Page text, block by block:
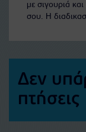
με σιγουριά
σου. Η
Δεν
πτήσεις